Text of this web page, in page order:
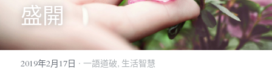
盛開
2019年2月17日 · 一語道破, 生活智慧